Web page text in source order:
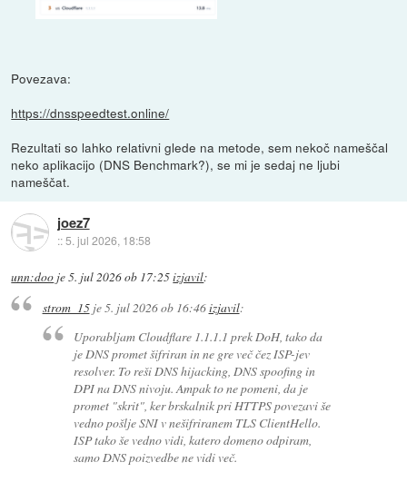
Povezava:
https://dnsspeedtest.online/
Rezultati so lahko relativni glede na metode, sem nekoč nameščal
neko aplikacijo (DNS Benchmark?), se mi je sedaj ne ljubi
nameščat.
joez7
::5. jul 2026, 18:58
unn:doo je5. jul 2026 ob 17:25izjavil:
strom_15je5. jul 2026 ob 16:46izjavil:
Uporabljam Cloudflare 1.1.1.1 prek DoH, tako da
je DNS promet šifriran in ne gre več čez ISP-jev
resolver. To reši DNS hijacking, DNS spoofing in
DPI na DNS nivoju. Ampak to ne pomeni, da je
promet "skrit", ker brskalnik pri HTTPS povezavi še
vedno pošlje SNI v nešifriranem TLS ClientHello.
ISP tako še vedno vidi, katero domeno odpiram,
samo DNS poizvedbe ne vidi več.